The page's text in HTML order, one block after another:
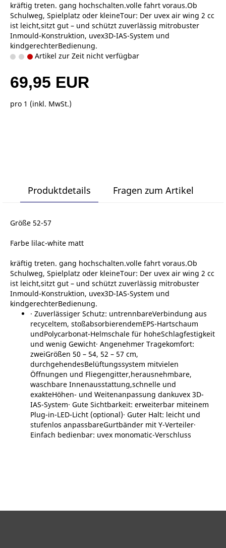
kräftig treten. gang hochschalten.volle fahrt voraus.Ob
Schulweg, Spielplatz oder kleineTour: Der uvex air wing 2 cc
ist leicht,sitzt gut – und schützt zuverlässig mitrobuster
Inmould-Konstruktion, uvex3D-IAS-System und
kindgerechterBedienung.
Artikel zur Zeit nicht verfügbar
69,95 EUR
pro 1 (inkl. MwSt.)
Produktdetails Fragen zum Artikel
Größe 52-57
Farbe lilac-white matt
kräftig treten. gang hochschalten.volle fahrt voraus.Ob
Schulweg, Spielplatz oder kleineTour: Der uvex air wing 2 cc
ist leicht,sitzt gut – und schützt zuverlässig mitrobuster
Inmould-Konstruktion, uvex3D-IAS-System und
kindgerechterBedienung.
∙ Zuverlässiger Schutz: untrennbareVerbindung aus
recyceltem, stoßabsorbierendemEPS-Hartschaum
undPolycarbonat-Helmschale für hoheSchlagfestigkeit
und wenig Gewicht∙ Angenehmer Tragekomfort:
zweiGrößen 50 – 54, 52 – 57 cm,
durchgehendesBelüftungssystem mitvielen
Öffnungen und Fliegengitter,herausnehmbare,
waschbare Innenausstattung,schnelle und
exakteHöhen- und Weitenanpassung dankuvex 3D-
IAS-System∙ Gute Sichtbarkeit: erweiterbar miteinem
Plug-in-LED-Licht (optional)∙ Guter Halt: leicht und
stufenlos anpassbareGurtbänder mit Y-Verteiler∙
Einfach bedienbar: uvex monomatic-Verschluss